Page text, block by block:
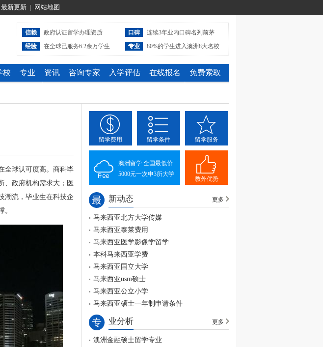
最新更新 网站地图
信赖 政府认证留学办理资质 口碑
连续3年业内口碑名列前茅
经验
在全球已服务6.2余万学生 专业 80%的学生进入澳洲8大名校
校 专业 资讯 咨询专家 入学评估 在线报名 免费索取
全球认可度高。商科毕
、政府机构需求大；医
潮流，毕业生在科技企
。
留学费用 留学条件 留学服务
澳洲留学 全国最低价
5000元一次申3所大学
教外优势
最 新动态 更多
马来西亚北方大学传媒
马来西亚泰莱费用
马来西亚医学影像学留学
本科马来西亚学费
马来西亚国立大学
马来西亚usm硕士
马来西亚公立小学
马来西亚硕士一年制申请条件
专 业分析 更多
澳洲金融硕士留学专业